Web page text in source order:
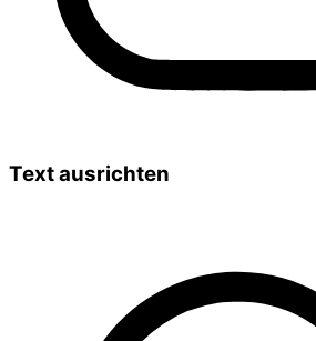
Text ausrichten